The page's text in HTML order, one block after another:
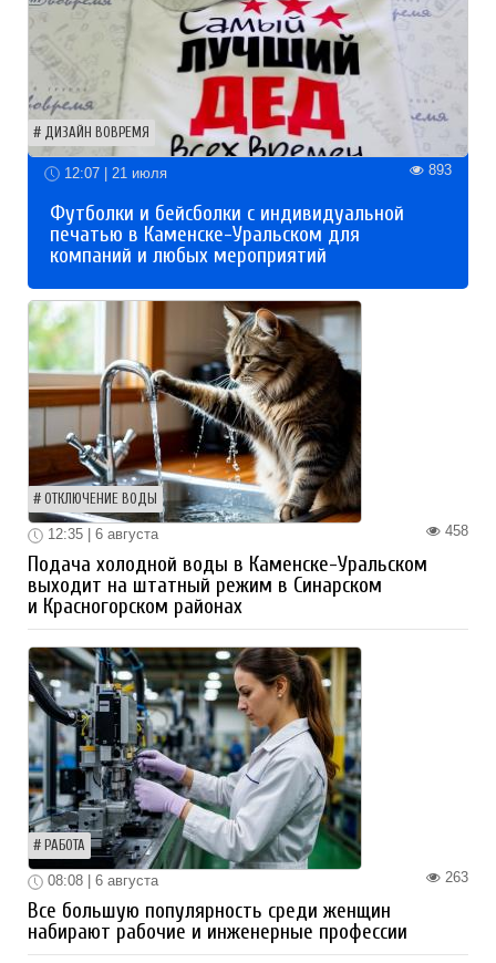
ДИЗАЙН ВОВРЕМЯ
12:07 | 21 июля 893
Футболки и бейсболки с индивидуальной
печатью в Каменске-Уральском для
компаний и любых мероприятий
ОТКЛЮЧЕНИЕ ВОДЫ
458
12:35 | 6 августа
Подача холодной воды в Каменске-Уральском
выходит на штатный режим в Синарском
и Красногорском районах
РАБОТА
263
08:08 | 6 августа
Все большую популярность среди женщин
набирают рабочие и инженерные профессии